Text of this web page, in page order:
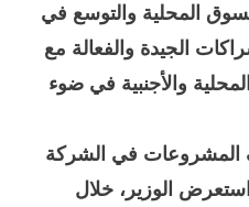
السوق المحلية والتوسع في
الجيدة والفعالة مع
والأجنبية في ضوء
المشروعات في الشركة
استعرض الوزير، خلال